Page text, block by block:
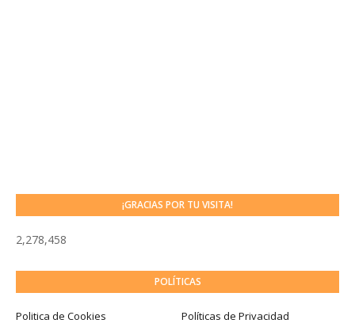
¡GRACIAS POR TU VISITA!
2,278,458
POLÍTICAS
Politica de Cookies
Políticas de Privacidad